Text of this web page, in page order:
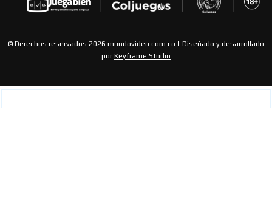
© Derechos reservados 2026 mundovideo.com.co | Diseñado y desarrollado
por Keyframe Studio